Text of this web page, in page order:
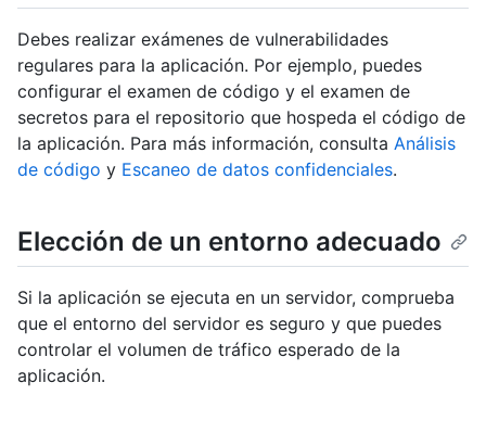
Debes realizar exámenes de vulnerabilidades
regulares para la aplicación. Por ejemplo, puedes
configurar el examen de código y el examen de
secretos para el repositorio que hospeda el código de
la aplicación. Para más información, consulta Análisis
de código y Escaneo de datos confidenciales.
Elección de un entorno adecuado
Si la aplicación se ejecuta en un servidor, comprueba
que el entorno del servidor es seguro y que puedes
controlar el volumen de tráfico esperado de la
aplicación.